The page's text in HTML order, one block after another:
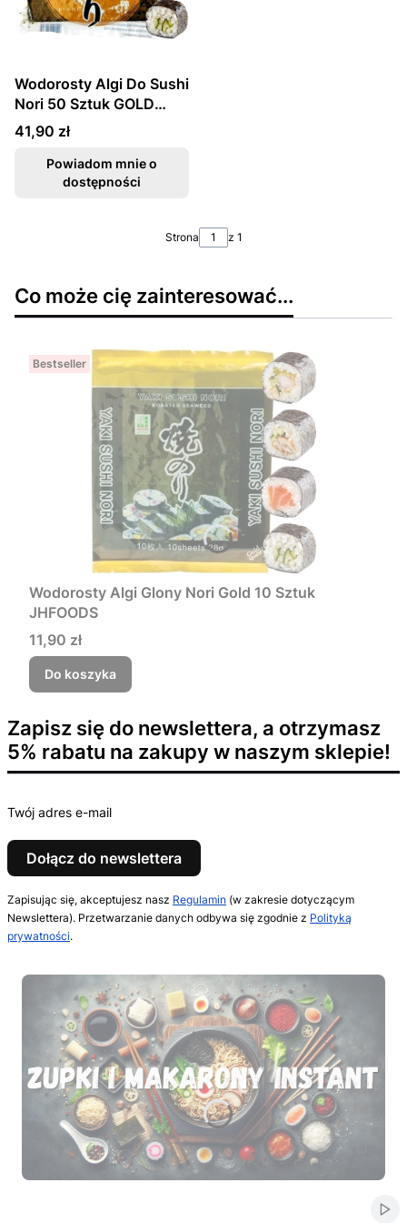
Wodorosty Algi Do Sushi
Nori 50 Sztuk GOLD
OCEANS KAISER
Cena
41,90 zł
Powiadom mnie o
dostępności
Strona z 1
Co może cię zainteresować...
Bestseller
Wodorosty Algi Glony Nori Gold 10 Sztuk
JHFOODS
Cena
11,90 zł
Do koszyka
Zapisz się do newslettera, a otrzymasz
5% rabatu na zakupy w naszym sklepie!
Twój adres e-mail
Dołącz do newslettera
Zapisując się, akceptujesz nasz Regulamin (w zakresie dotyczącym
Newslettera). Przetwarzanie danych odbywa się zgodnie z Polityką
prywatności.